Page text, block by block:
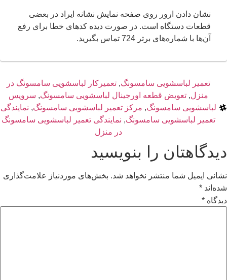
نشان دادن ارور روی صفحه نمایش نشانه ایراد در بعضی
قطعات دستگاه است. در صورت دیده کدهای خطا برای رفع
آن‌ها با شماره‌های برتر 724 تماس بگیرید.
تعمیر لباسشویی سامسونگ,تعمیرکار لباسشویی سامسونگ در
منزل,تعویض قطعه اورجینال لباسشویی سامسونگ, سرویس
لباسشویی سامسونگ, مرکز تعمیر لباسشویی سامسونگ, نمایندگی
تعمیر لباسشویی سامسونگ, نمایندگی تعمیر لباسشویی سامسونگ
در منزل
دیدگاهتان را بنویسید
نشانی ایمیل شما منتشر نخواهد شد. بخش‌های موردنیاز علامت‌گذاری
شده‌اند *
دیدگاه *